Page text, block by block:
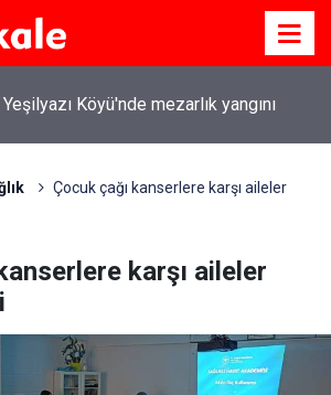
Köyü'nde mezarlık yangını
Çocuk çağı kanserlere karşı aileler
karşı aileler